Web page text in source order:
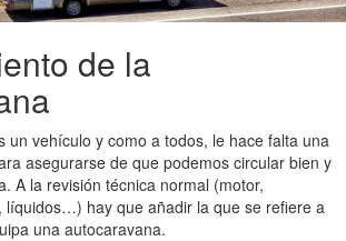
de la
un vehículo y como a todos, le hace falta una
asegurarse de que podemos circular bien y
A la revisión técnica normal (motor,
líquidos…) hay que añadir la que se refiere a
una autocaravana.